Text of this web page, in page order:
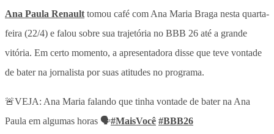
Ana Paula Renault tomou café com Ana Maria Braga nesta quarta-
feira (22/4) e falou sobre sua trajetória no BBB 26 até a grande
vitória. Em certo momento, a apresentadora disse que teve vontade
de bater na jornalista por suas atitudes no programa.
🚨VEJA: Ana Maria falando que tinha vontade de bater na Ana
Paula em algumas horas 🗣️#MaisVocê #BBB26